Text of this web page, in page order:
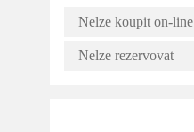
Nelze koupit on-line
Nelze rezervovat